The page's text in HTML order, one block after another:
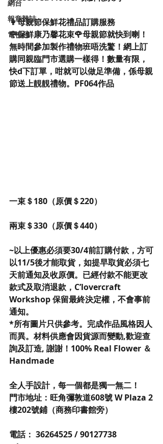
網台
報章雜誌
電視台
👩母親節保鮮花禮品訂購服務
🌹保鮮康乃馨花束🌹母親節就快到喇！
無時間參加製作禮物班唔洗驚！網上訂
購同親臨門市選購一樣得！數量有限，
快d下訂單，咁就可以做足準備，係母親
節送上靚靚禮物。PF064作品
一束＄180（原價＄220）
兩束＄330（原價＄440）
~以上優惠必須要30/4前訂購付款，方可
以11/5後才能取貨，如提早取貨必須七
天前通知及收原價。已經付款不能更改
款式及取消退款，C’lovercraft
Workshop 保留最終決定權，不會事前
通知。
*所有圖片只供參考。完成作品風格因人
而異。材料供應會因貨源而變動,歡迎查
詢及訂造, 謝謝！100% Real Flower ＆
Handmade
全人手設計，每一個都是獨一無二！
門市地址：旺角彌敦道608號 W Plaza 2
樓202號鋪（商務印書館旁）
電話： 36264525 / 90127738